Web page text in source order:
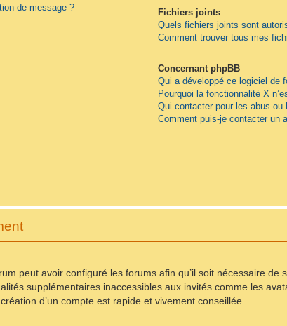
de message ?
Fichiers joints
Quels fichiers joints sont
Comment trouver tous mes
Concernant phpBB
Qui a développé ce logiciel de
Pourquoi la fonctionnalité X
Qui contacter pour les abus
Comment puis-je contacter un
peut avoir configuré les forums afin qu’il soit nécessaire de
supplémentaires inaccessibles aux invités comme les
d’un compte est rapide et vivement conseillée.